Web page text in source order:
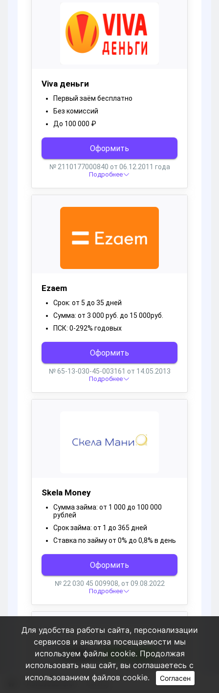
Пользователи Serzrlg
Для удобства работы сайта, персонализации
сервисов и анализа посещаемости мы
используем файлы cookie. Продолжая
использовать наш сайт, вы соглашаетесь с
использованием файлов cookie.
Согласен